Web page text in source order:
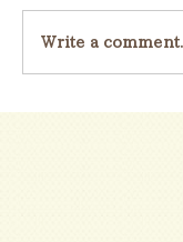
Write a comment...